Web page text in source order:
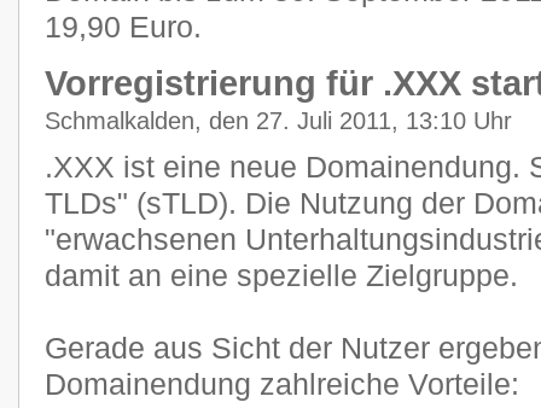
19,90 Euro.
Vorregistrierung für .XXX
Schmalkalden, den 27. Juli 2011, 13:10 Uhr
.XXX ist eine neue Domainendung.
TLDs" (sTLD). Die Nutzung der
"erwachsenen
damit an eine spezielle Zielgruppe.
Gerade aus Sicht der Nutzer
Domainendung zahlreiche Vorteile: